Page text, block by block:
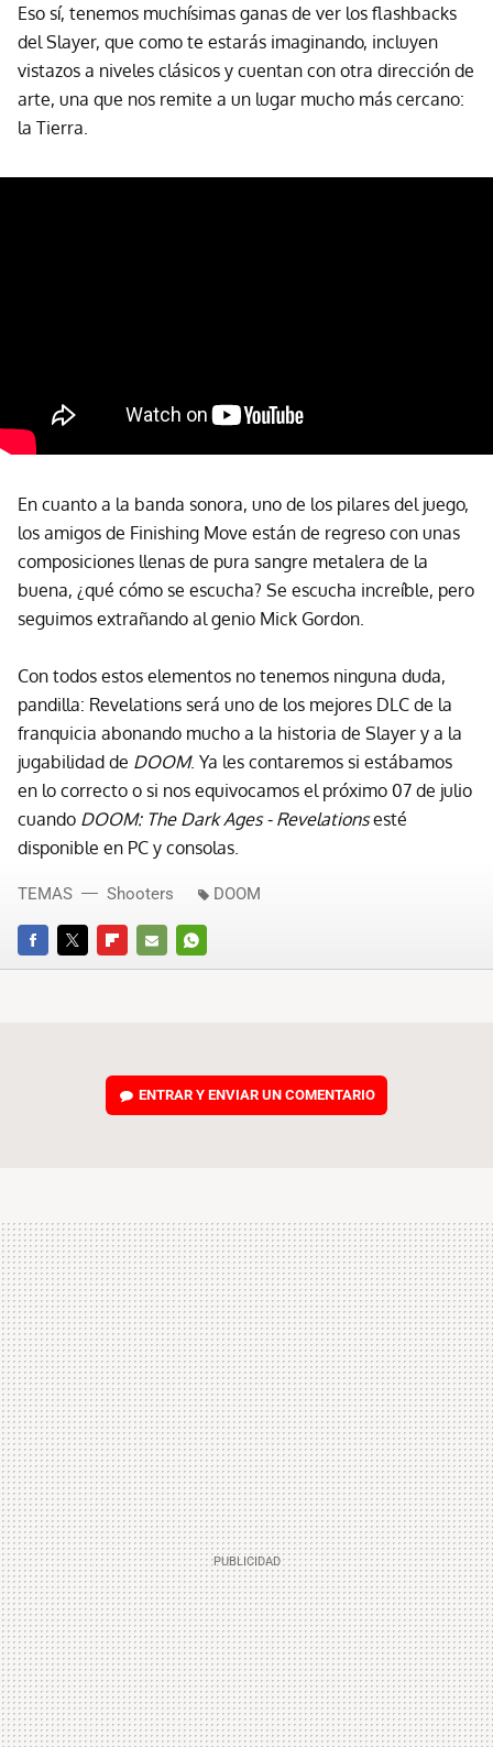
Eso sí, tenemos muchísimas ganas de ver los flashbacks
del Slayer, que como te estarás imaginando, incluyen
vistazos a niveles clásicos y cuentan con otra dirección de
arte, una que nos remite a un lugar mucho más cercano:
la Tierra.
En cuanto a la banda sonora, uno de los pilares del juego,
los amigos de Finishing Move están de regreso con unas
composiciones llenas de pura sangre metalera de la
buena, ¿qué cómo se escucha? Se escucha increíble, pero
seguimos extrañando al genio Mick Gordon.
Con todos estos elementos no tenemos ninguna duda,
pandilla: Revelations será uno de los mejores DLC de la
franquicia abonando mucho a la historia de Slayer y a la
jugabilidad de DOOM. Ya les contaremos si estábamos
en lo correcto o si nos equivocamos el próximo 07 de julio
cuando DOOM: The Dark Ages - Revelationsesté
disponible en PC y consolas.
FACEBOOKTWITTERFLIPBOARD
E-
WHATSAPP
TEMAS Shooters DOOM
ENTRAR Y ENVIAR UN COMENTARIO